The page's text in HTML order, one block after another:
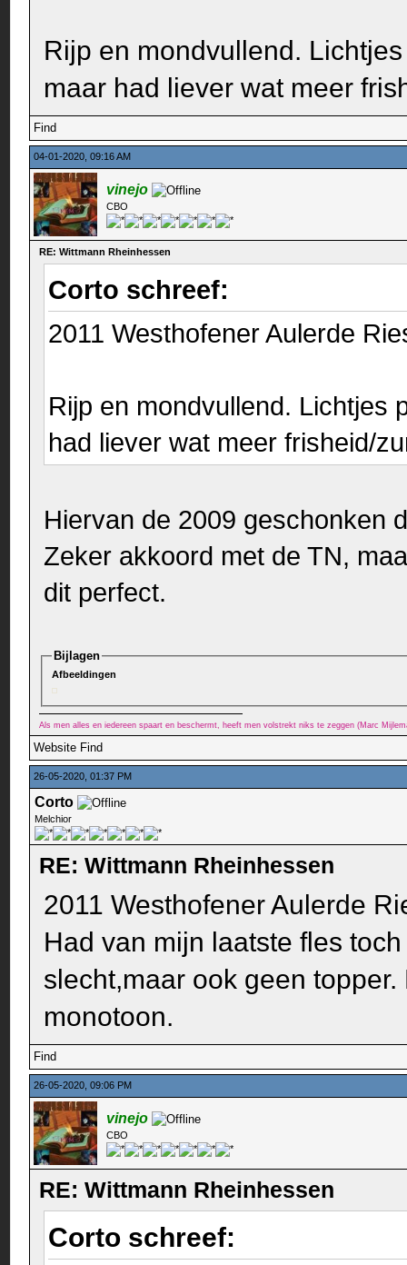
Rijp en mondvullend.
maar had liever wat meer
Find
04-01-2020, 09:16 AM
vinejo
CBO
RE: Wittmann Rheinhessen
Corto schreef:
2011 Westhofener Aulerde
Rijp en mondvullend. Lichtjes
had liever wat meer frisheid/
Hiervan de 2009 geschonken
Zeker akkoord met de TN,
dit perfect.
Bijlagen
Afbeeldingen
Als men alles en iedereen spaart en beschermt, heeft men volstrekt niks te zeggen (Marc
Website Find
26-05-2020, 01:37 PM
Corto
Melchior
RE: Wittmann Rheinhessen
2011 Westhofener Aulerde
Had van mijn laatste fles
slecht,maar ook geen
monotoon.
Find
26-05-2020, 09:06 PM
vinejo
CBO
RE: Wittmann Rheinhessen
Corto schreef: